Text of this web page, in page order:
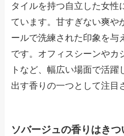
タイルを持つ自立した女性
ています。甘すぎない爽や
ールで洗練された印象を与
です。オフィスシーンやカ
トなど、幅広い場面で活躍
出す香りの一つとして注目
ソバージュの香りはき